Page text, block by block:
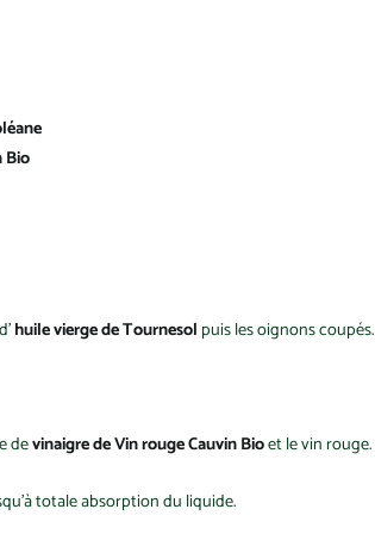
Bio
huile vierge de Tournesol puis les oignons coupés.
devinaigre de Vin rouge Cauvin Bioet le vin rouge.
totale absorption du liquide.